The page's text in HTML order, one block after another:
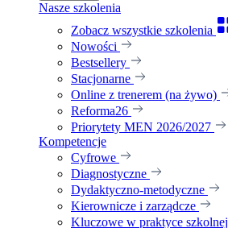
Nasze szkolenia
Zobacz wszystkie szkolenia
Nowości
Bestsellery
Stacjonarne
Online z trenerem (na żywo)
Reforma26
Priorytety MEN 2026/2027
Kompetencje
Cyfrowe
Diagnostyczne
Dydaktyczno-metodyczne
Kierownicze i zarządcze
Kluczowe w praktyce szkolnej